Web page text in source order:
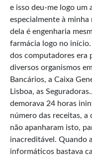
e isso deu-me logo um
especialmente à minha
dela é engenharia
farmácia logo no
dos computadores era
diversos organismos
Bancários, a Caixa
Lisboa, as
demorava 24 horas
número das receitas,
não apanharam isto,
inacreditável. Quando
informáticos bastava